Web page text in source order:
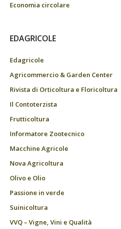
Economia circolare
EDAGRICOLE
Edagricole
Agricommercio & Garden Center
Rivista di Orticoltura e Floricoltura
Il Contoterzista
Frutticoltura
Informatore Zootecnico
Macchine Agricole
Nova Agricoltura
Olivo e Olio
Passione in verde
Suinicoltura
VVQ – Vigne, Vini e Qualità